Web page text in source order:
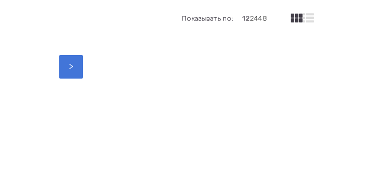
Показывать по: 122448
>